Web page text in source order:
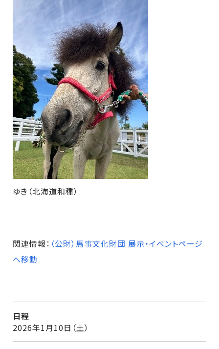
ゆき（北海道和種）
関連情報： （公財）馬事文化財団 展示・イベントページ
へ移動
日程
2026年1月10日（土）